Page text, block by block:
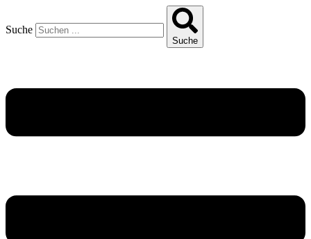
Suche
Suche